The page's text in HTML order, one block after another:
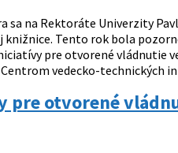
sa na Rektoráte Univerzity
knižnice. Tento rok bola
pre otvorené vládnutie
vedecko-technických
pre otvorené